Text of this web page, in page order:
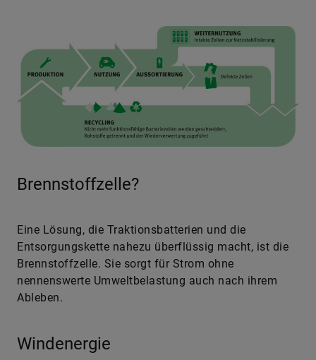
Brennstoffzelle?
Eine Lösung, die Traktionsbatterien und die
Entsorgungskette nahezu überflüssig macht, ist die
Brennstoffzelle. Sie sorgt für Strom ohne
nennenswerte Umweltbelastung auch nach ihrem
Ableben.
Windenergie